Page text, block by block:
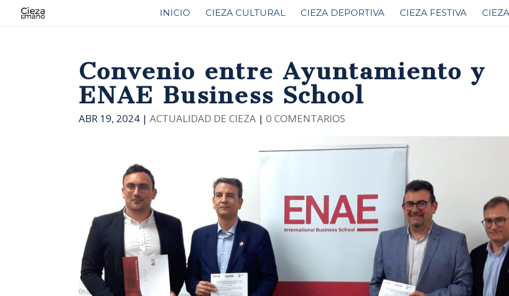
INICIO CIEZA CULTURAL CIEZA DEPORTIVA CIEZA FESTIVA
Convenio entre Ayuntamiento y
ENAE Business School
ABR 19, 2024 |ACTUALIDAD DE CIEZA |0 COMENTARIOS